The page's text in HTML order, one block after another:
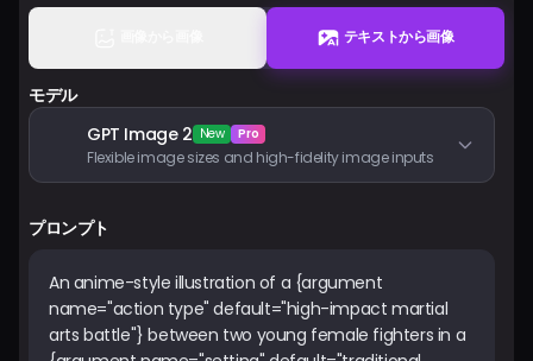
テキストから画像
モデル
GPT Image 2 New Pro
Flexible image sizes and high-fidelity image inputs
プロンプト